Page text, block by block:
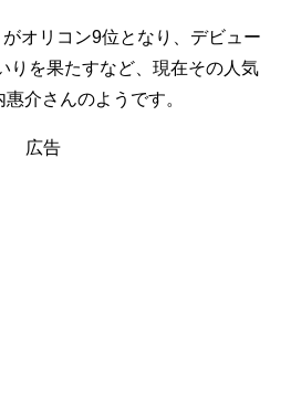
オリコン9位となり、デビュー
りを果たすなど、現在その人気
介さんのようです。
広告